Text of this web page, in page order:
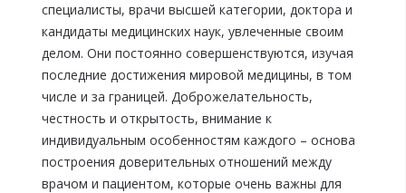
специалисты, врачи высшей категории, доктора и
кандидаты медицинских наук, увлеченные своим
делом. Они постоянно совершенствуются, изучая
последние достижения мировой медицины, в том
числе и за границей. Доброжелательность,
честность и открытость, внимание к
индивидуальным особенностям каждого – основа
построения доверительных отношений между
врачом и пациентом, которые очень важны для